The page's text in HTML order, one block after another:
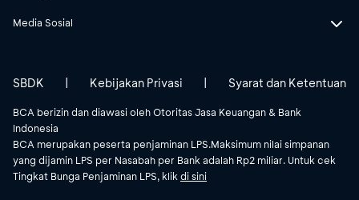
Media Sosial
BCA berizin dan diawasi oleh Otoritas Jasa Keuangan & Bank
Indonesia
BCA merupakan peserta penjaminan LPS.Maksimum nilai simpanan
yang dijamin LPS per Nasabah per Bank adalah Rp2 miliar. Untuk cek
Tingkat Bunga Penjaminan LPS, klik di sini
SBDK | Kebijakan Privasi | Syarat dan Ketentuan